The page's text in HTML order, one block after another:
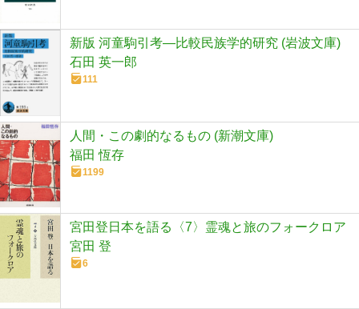
新版 河童駒引考―比較民族学的研究 (岩波文庫)
石田 英一郎
111
人間・この劇的なるもの (新潮文庫)
福田 恆存
1199
宮田登日本を語る〈7〉霊魂と旅のフォークロア
宮田 登
6